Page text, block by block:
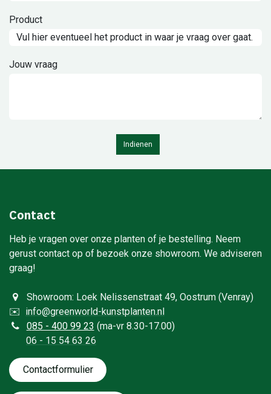
Product
Jouw vraag
Indienen
Contact
Heb je vragen over onze planten of je bestelling. Neem
gerust contact op of bezoek onze showroom. We adviseren
graag!
Showroom: Loek Nelissenstraat 49, Oostrum (Venray)
✉️ info@greenworld-kunstplanten.nl
085 - 400 99 23 (ma-vr 8.30-17.00)
06 - 15 54 63 26
Contactformulie​​​​​​​​r